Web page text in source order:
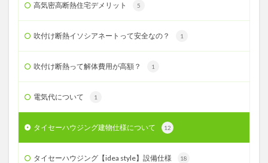
高気密高断熱住宅デメリット 5
吹付け断熱イソシアネートって安全なの？ 1
吹付け断熱って解体費用が高額？ 1
電気代について 1
タイセーハウジング建物仕様について 12
タイセーハウジング【idea style】設備仕様 18